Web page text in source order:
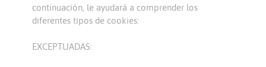
continuación, le ayudará a comprender los
diferentes tipos de cookies:
EXCEPTUADAS: